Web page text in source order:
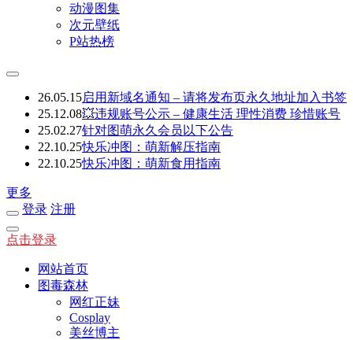
动漫图集
次元壁纸
P站热榜
26.05.15启用新域名通知 – 请将发布页永久地址加入书签
25.12.08💥违规账号公示 – 健康生活 理性消费 珍惜账号
25.02.27针对图萌永久会员以下公告
22.10.25快乐冲图：萌新解压指南
22.10.25快乐冲图：萌新食用指南
更多
登录 注册
点击登录
网站首页
图毒森林
网红正妹
Cosplay
美丝博主